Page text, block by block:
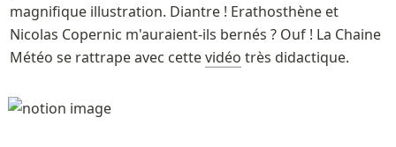
magnifique illustration. Diantre ! Erathosthène et
Nicolas Copernic m'auraient-ils bernés ? Ouf ! La Chaine
Météo se rattrape avec cette vidéo très didactique.